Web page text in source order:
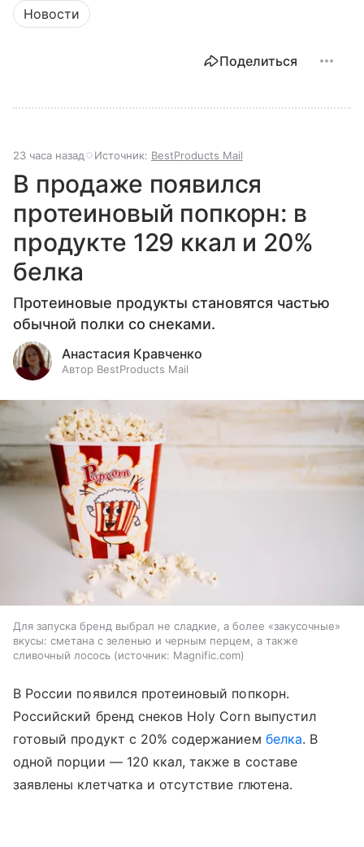
Новости
Поделиться
23 часа назад Источник: BestProducts Mail
В продаже появился
протеиновый попкорн: в
продукте 129 ккал и 20%
белка
Протеиновые продукты становятся частью
обычной полки со снеками.
Анастасия Кравченко
Автор BestProducts Mail
Для запуска бренд выбрал не сладкие, а более «закусочные»
вкусы: сметана с зеленью и черным перцем, а также
сливочный лосось
источник: Magnific.com
В России появился протеиновый попкорн.
Российский бренд снеков Holy Corn выпустил
готовый продукт с 20% содержанием белка. В
одной порции — 120 ккал, также в составе
заявлены клетчатка и отсутствие глютена.